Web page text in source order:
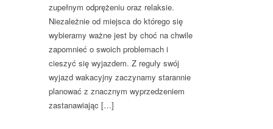
zupełnym odprężeniu oraz relaksie.
Niezależnie od miejsca do którego się
wybieramy ważne jest by choć na chwile
zapomnieć o swoich problemach i
cieszyć się wyjazdem. Z reguły swój
wyjazd wakacyjny zaczynamy starannie
planować z znacznym wyprzedzeniem
zastanawiając […]